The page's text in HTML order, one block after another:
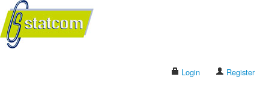
Login Register